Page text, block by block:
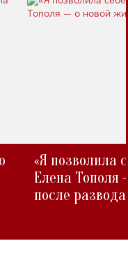
«Я позволила
Елена Тополя
после развода